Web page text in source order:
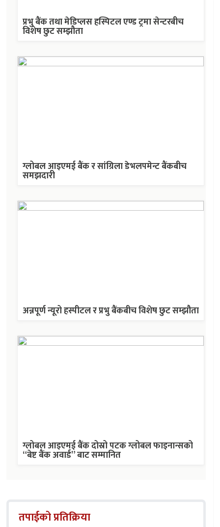
प्रभु बैंक तथा मेडिप्लस हस्पिटल एण्ड ट्रमा सेन्टरबीच
विशेष छुट सम्झौता
ग्लोबल आइएमई बैंक र सांग्रिला डेभलपमेन्ट बैंकबीच
समझदारी
अन्नपूर्ण न्यूरो हस्पीटल र प्रभु बैंकबीच विशेष छुट सम्झौता
ग्लोबल आइएमई बैंक दोस्रो पटक ग्लोबल फाइनान्सको
“बेष्ट बैंक अवार्ड” बाट सम्मानित
तपाईको प्रतिक्रिया